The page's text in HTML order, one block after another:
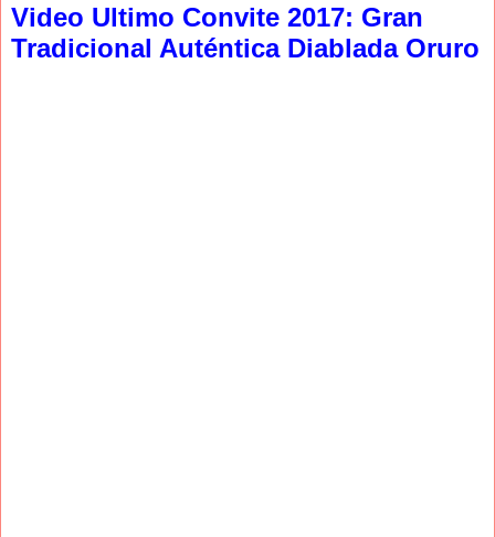
Video Ultimo Convite 2017: Gran
Tradicional Auténtica Diablada Oruro